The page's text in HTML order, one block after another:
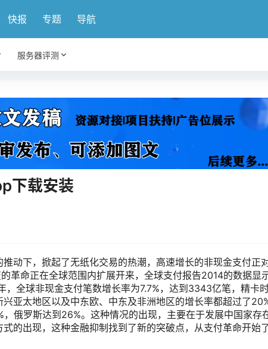
快报 专题 导航
服务器评测
下载安装
动下，掀起了无纸化交易的热潮，高速增长的非现金支付正
革命正在全球范围内扩展开来，全球支付报告2014的数据显示
全球非现金支付笔数增长率为7.7%，达到3343亿笔，精卡
亚太地区以及中东欧、中东及非洲地区的增长率都超过了20%
俄罗斯达到26%。这种情况的出现，主要在于发展中国家存
的出现，这种金融抑制找到了新的突破点，从支付革命开始